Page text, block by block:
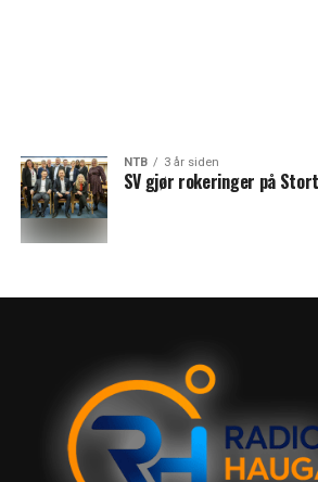
NTB 3 år siden
SV gjør rokeringer på